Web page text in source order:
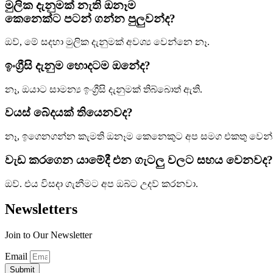
මුලික දැනුමක් නැති ඔනෑම
කෙනෙක්ට පටන් ගන්න පුලුවන්ද?
ඔව්, මේ සදහා මුලික දැනුමක් අවශ්‍ය වෙන්නෙ නෑ.
ඉංග්‍රීසි දැනුම හොදටම ඔනේද?
නෑ, ඔයාට සාමන්‍ය ඉංග්‍රීසි දැනුමක් තිබ්බොත් ඇති.
වයස් බේදයක් තියෙනවද?
නෑ, ඉගෙනගන්න කැමති ඔනෑම කෙනෙකුට අප සමග එකතු
වැඩ කරගෙන යාමේදී එන ගැටලු වලට සහය වෙනවද?
ඔව්. එය විසදා ගැනීමට අප ඔබ්ට උදව් කරනවා.
Newsletters
Join to Our Newsletter
Email
Submit